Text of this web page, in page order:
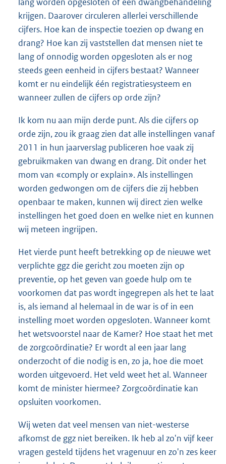
krijgen. Daarover circuleren allerlei verschillende
cijfers. Hoe kan de inspectie toezien op dwang en
drang? Hoe kan zij vaststellen dat mensen niet te
lang of onnodig worden opgesloten als er nog
steeds geen eenheid in cijfers bestaat? Wanneer
komt er nu eindelijk één registratiesysteem en
wanneer zullen de cijfers op orde zijn?
Ik kom nu aan mijn derde punt. Als die cijfers op
orde zijn, zou ik graag zien dat alle instellingen vanaf
2011 in hun jaarverslag publiceren hoe vaak zij
gebruikmaken van dwang en drang. Dit onder het
mom van «comply or explain». Als instellingen
worden gedwongen om de cijfers die zij hebben
openbaar te maken, kunnen wij direct zien welke
instellingen het goed doen en welke niet en kunnen
wij meteen ingrijpen.
Het vierde punt heeft betrekking op de nieuwe wet
verplichte ggz die gericht zou moeten zijn op
preventie, op het geven van goede hulp om te
voorkomen dat pas wordt ingegrepen als het te laat
is, als iemand al helemaal in de war is of in een
instelling moet worden opgesloten. Wanneer komt
het wetsvoorstel naar de Kamer? Hoe staat het met
de zorgcoördinatie? Er wordt al een jaar lang
onderzocht of die nodig is en, zo ja, hoe die moet
worden uitgevoerd. Het veld weet het al. Wanneer
komt de minister hiermee? Zorgcoördinatie kan
opsluiten voorkomen.
Wij weten dat veel mensen van niet-westerse
afkomst de ggz niet bereiken. Ik heb al zo'n vijf keer
vragen gesteld tijdens het vragenuur en zo'n zes keer